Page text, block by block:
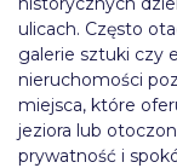
ulicach. Często
galerie sztuki czy
nieruchomości
miejsca, które
jeziora lub
prywatność i